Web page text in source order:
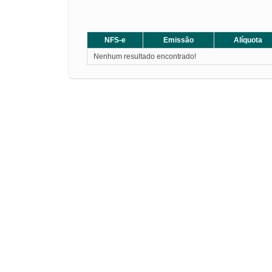
NFS-e Emissão Alíquota
Nenhum resultado encontrado!